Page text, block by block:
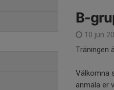
B-
10 jun
Träningen
Välkomna
anmäla er